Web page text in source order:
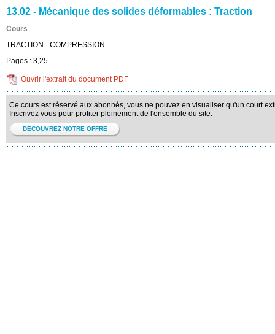
13.02 - Mécanique des solides déformables : Traction
Cours
TRACTION - COMPRESSION
Pages : 3,25
Ouvrir l'extrait du document PDF
Ce cours est réservé aux abonnés, vous ne pouvez en visualiser qu'un court
Inscrivez vous pour profiter pleinement de l'ensemble du site.
DÉCOUVREZ NOTRE OFFRE